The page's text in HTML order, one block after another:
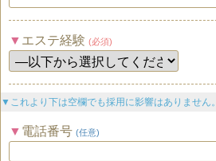
エステ経験 (必須)
▼これより下は空欄でも採用に影響はありません。
電話番号 (任意)